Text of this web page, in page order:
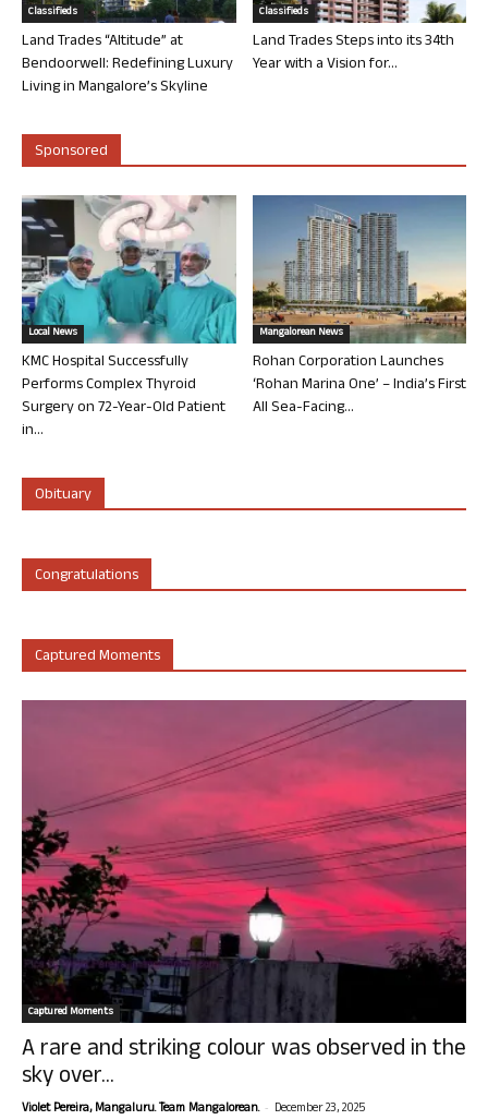
Classifieds
Land Trades “Altitude” at
Bendoorwell: Redefining Luxury
Living in Mangalore’s Skyline
Classifieds
Land Trades Steps into its 34th
Year with a Vision for...
Sponsored
Local News
KMC Hospital Successfully
Performs Complex Thyroid
Surgery on 72-Year-Old Patient
in...
Mangalorean News
Rohan Corporation Launches
‘Rohan Marina One’ – India’s First
All Sea-Facing...
Obituary
Congratulations
Captured Moments
Captured Moments
A rare and striking colour was observed in the
sky over...
Violet Pereira, Mangaluru. Team Mangalorean. - December 23, 2025